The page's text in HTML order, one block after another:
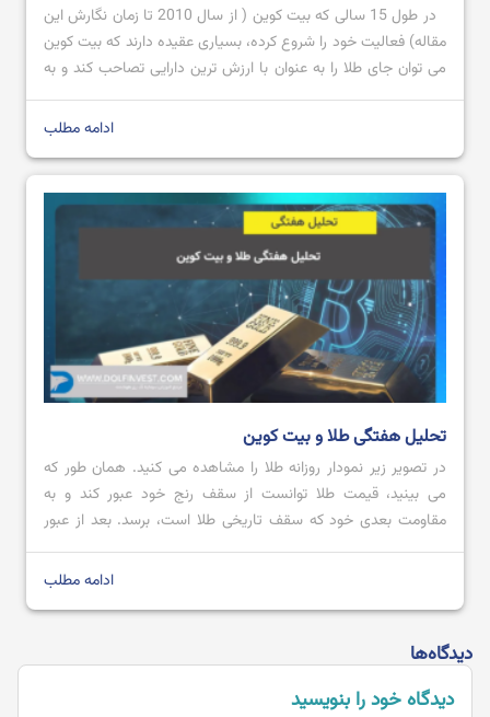
در طول 15 سالی که بیت کوین ( از سال 2010 تا زمان نگارش این
مقاله) فعالیت خود را شروع کرده، بسیاری عقیده دارند که بیت کوین
می توان جای طلا را به عنوان با ارزش ترین دارایی تصاحب کند و به
عنوان طلای دیجیتال شناخته شود؛ اما تاکنون که چنین اتفاقی
ادامه مطلب
تحلیل هفتگی طلا و بیت کوین
در تصویر زیر نمودار روزانه طلا را مشاهده می کنید. همان طور که
می بینید، قیمت طلا توانست از سقف رنج خود عبور کند و به
مقاومت بعدی خود که سقف تاریخی طلا است، برسد. بعد از عبور
قیمت از محدوده مقاومتی 2728.80 تا 2711.57 با کندل صعودی
ادامه مطلب
دیدگاه‌ها
دیدگاه خود را بنویسید